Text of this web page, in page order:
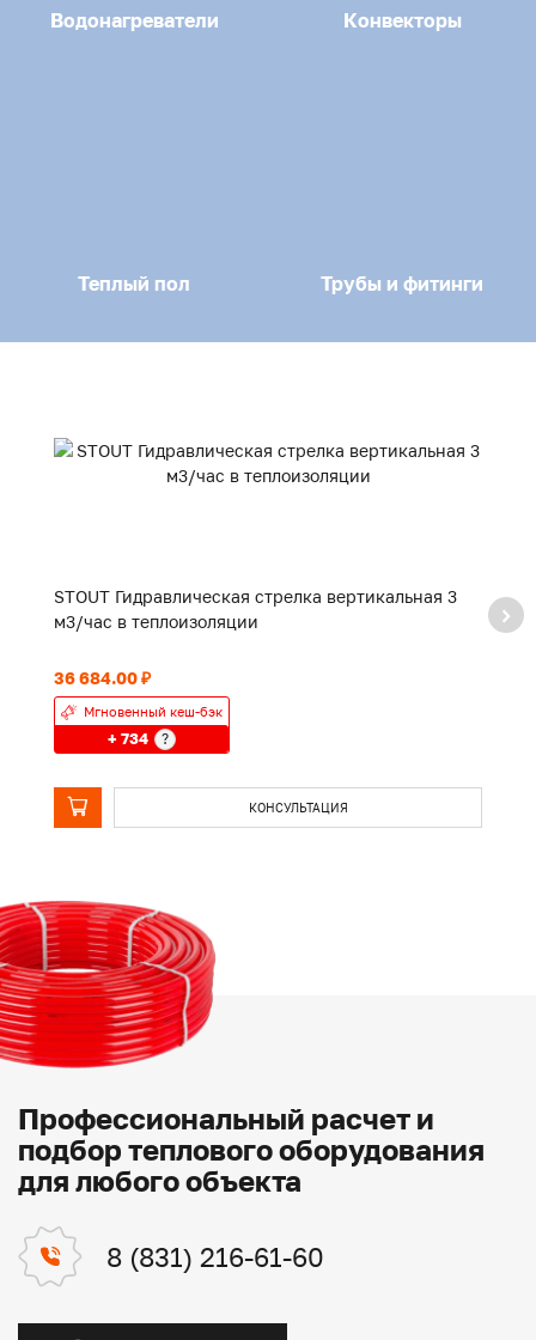
Водонагреватели Конвекторы
Теплый пол Трубы и фитинги
STOUT Гидравлическая стрелка вертикальная 3
м3/час в теплоизоляции
36 684.00 ₽
Мгновенный кеш-бэк
+ 734 ?
КОНСУЛЬТАЦИЯ
Профессиональный расчет и
подбор теплового оборудования
для любого объекта
8 (831) 216-61-60